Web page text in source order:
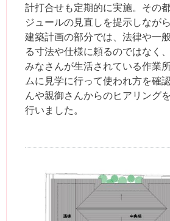
計打合せも定期的に実施。その
ジュールの見直しを提示しなが
建築計画の部分では、法律や一
る寸法や仕様に頼るのではなく
みなさんが生活されている作業
ムに見学に行って使われ方を確
んや親御さんからのヒアリング
行いました。